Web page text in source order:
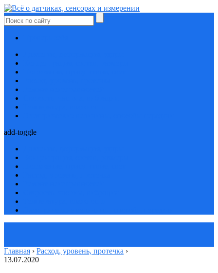
add-toggle
Главная › Расход, уровень, протечка ›
13.07.2020